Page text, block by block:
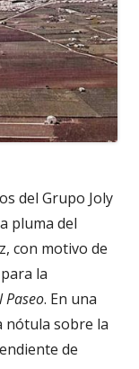
del Grupo Joly
pluma del
con motivo de
la
Paseo. En una
nótula sobre la
de